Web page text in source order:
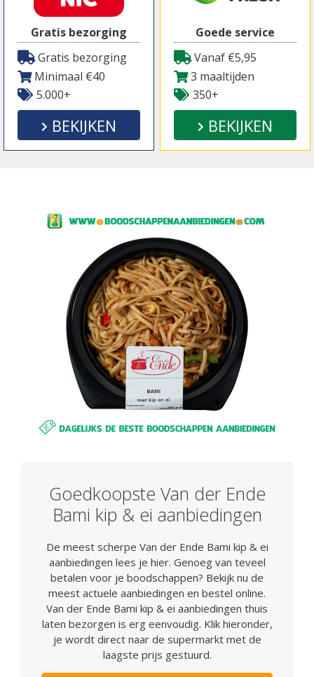
Gratis bezorging
Gratis bezorging
Minimaal €40
5.000+
BEKIJKEN
Goede service
Vanaf €5,95
3 maaltijden
350+
BEKIJKEN
Goedkoopste Van der Ende
Bami kip & ei aanbiedingen
De meest scherpe Van der Ende Bami kip & ei
aanbiedingen lees je hier. Genoeg van teveel
betalen voor je boodschappen? Bekijk nu de
meest actuele aanbiedingen en bestel online.
Van der Ende Bami kip & ei aanbiedingen thuis
laten bezorgen is erg eenvoudig. Klik hieronder,
je wordt direct naar de supermarkt met de
laagste prijs gestuurd.